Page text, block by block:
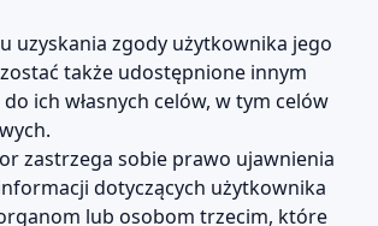
uzyskania zgody użytkownika jego
także udostępnione innym
ich własnych celów, w tym celów
zastrzega sobie prawo ujawnienia
dotyczących użytkownika
lub osobom trzecim, które